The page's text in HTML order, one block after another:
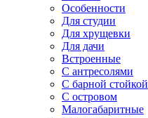
Особенности
Для студии
Для хрущевки
Для дачи
Встроенные
С антресолями
С барной стойкой
С островом
Малогабаритные